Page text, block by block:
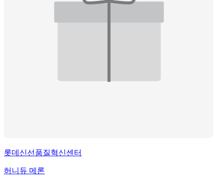
롯데신선품질혁신센터
허니듀 메론